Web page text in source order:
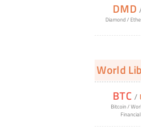
DMD
Diamond/
World
BTC /
Bitcoin/